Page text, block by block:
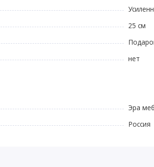
25 см
нет
Эра
Россия